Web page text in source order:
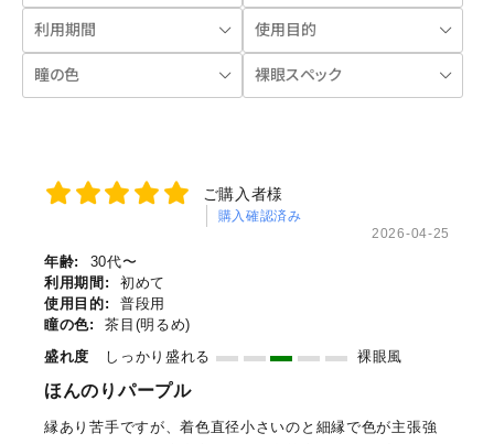
ご購入者様
購入確認済み
2026-04-25
年齢:
30代〜
利用期間:
初めて
使用目的:
普段用
瞳の色:
茶目(明るめ)
盛れ度
しっかり盛れる 裸眼風
ほんのりパープル
縁あり苦手ですが、着色直径小さいのと細縁で色が主張強